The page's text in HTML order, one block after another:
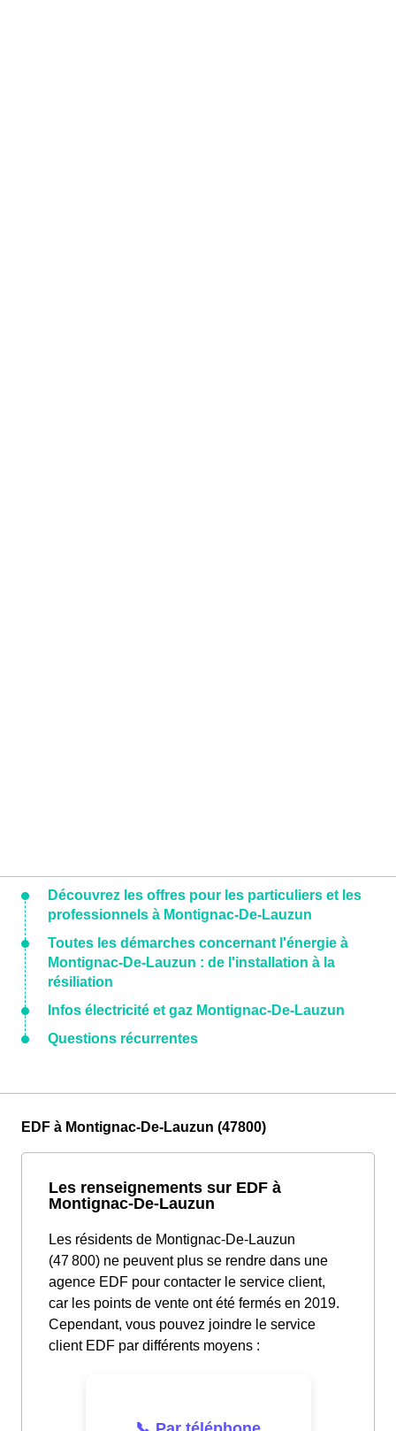
Découvrez les offres pour les particuliers et les
professionnels à Montignac-De-Lauzun
Toutes les démarches concernant l'énergie à
Montignac-De-Lauzun : de l'installation à la
résiliation
Infos électricité et gaz Montignac-De-Lauzun
Questions récurrentes
EDF à Montignac-De-Lauzun (47800)
Les renseignements sur EDF à
Montignac-De-Lauzun
Les résidents de Montignac-De-Lauzun
(47 800) ne peuvent plus se rendre dans une
agence EDF pour contacter le service client,
car les points de vente ont été fermés en 2019.
Cependant, vous pouvez joindre le service
client EDF par différents moyens :